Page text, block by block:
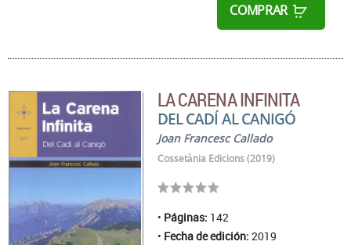
COMPRAR
LA CARENA INFINITA
DEL CADÍ AL CANIGÓ
Joan Francesc Callado
Cossetània Edicions (2019)
Páginas: 142
Fecha de edición: 2019